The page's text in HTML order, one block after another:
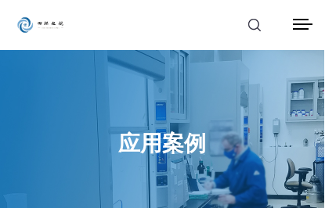
应用案例